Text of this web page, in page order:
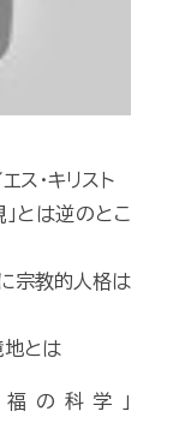
・キリスト
とは逆のとこ
宗教的人格は
とは
の科学」